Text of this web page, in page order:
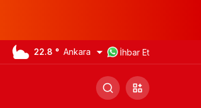
22.8 ° Ankara İhbar Et